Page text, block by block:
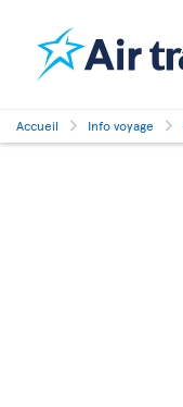
Accueil Info voyage